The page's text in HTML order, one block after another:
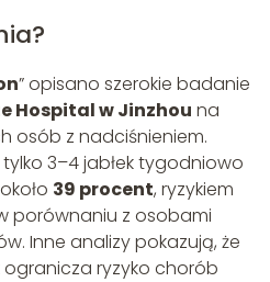
” opisano szerokie badanie
Hospital w Jinzhou na
osób z nadciśnieniem.
tylko 3–4 jabłek tygodniowo
39 procent, ryzykiem
porównaniu z osobami
Inne analizy pokazują, że
ogranicza ryzyko chorób